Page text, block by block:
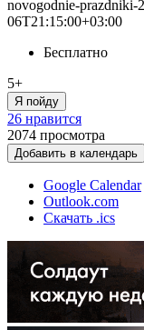
novogodnie-prazdniki-
06T21:15:00+03:00
Бесплатно
5+
Я пойду
26 нравится
2074 просмотра
Добавить в календарь
Google Calendar
Outlook.com
Скачать .ics